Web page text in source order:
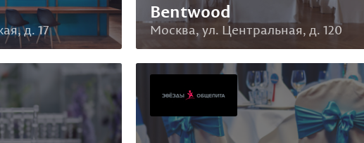
д. 17
Bentwood
Москва, ул. Центральная, д. 120